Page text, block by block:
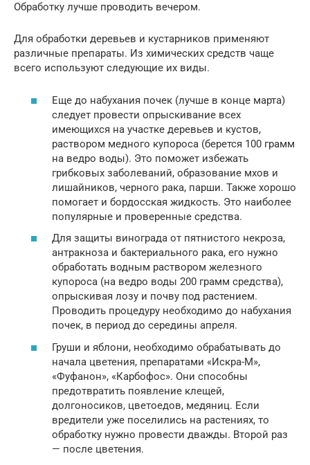
Обработку лучше проводить вечером.
Для обработки деревьев и кустарников применяют
различные препараты. Из химических средств чаще
всего используют следующие их виды.
Еще до набухания почек (лучше в конце марта)
следует провести опрыскивание всех
имеющихся на участке деревьев и кустов,
раствором медного купороса (берется 100 грамм
на ведро воды). Это поможет избежать
грибковых заболеваний, образование мхов и
лишайников, черного рака, парши. Также хорошо
помогает и бордосская жидкость. Это наиболее
популярные и проверенные средства.
Для защиты винограда от пятнистого некроза,
антракноза и бактериального рака, его нужно
обработать водным раствором железного
купороса (на ведро воды 200 грамм средства),
опрыскивая лозу и почву под растением.
Проводить процедуру необходимо до набухания
почек, в период до середины апреля.
Груши и яблони, необходимо обрабатывать до
начала цветения, препаратами «Искра-М»,
«Фуфанон», «Карбофос». Они способны
предотвратить появление клещей,
долгоносиков, цветоедов, медяниц. Если
вредители уже поселились на растениях, то
обработку нужно провести дважды. Второй раз
— после цветения.